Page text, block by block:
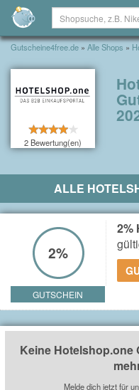
Gutscheine4free.de » Alle Shops »
2 Bewertung(en)
ALLE
2%
GUTSCHEIN
2%
Keine Hotelshop.one
Melde dich jetzt für